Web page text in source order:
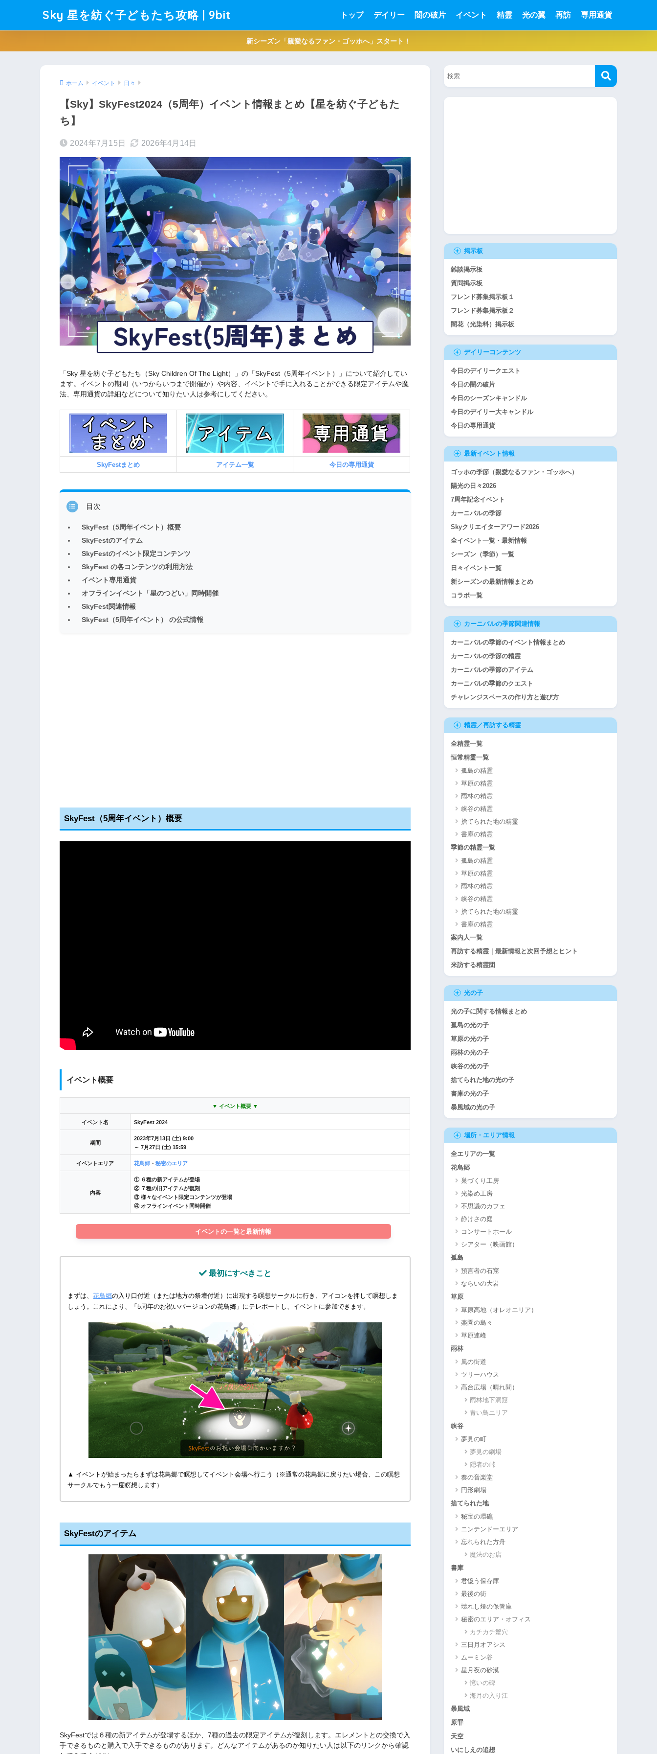
Sky 星を紡ぐ子どもたち攻略 | 9bit トップ デイリー 闇の破片 イベント 精霊 光の翼 再訪 専用通貨
新シーズン「親愛なるファン・ゴッホへ」スタート！
ホーム イベント 日々
【Sky】SkyFest2024（5周年）イベント情報まとめ【星を紡ぐ子どもた
ち】
2024年7月15日 2026年4月14日
「Sky 星を紡ぐ子どもたち（Sky Children Of The Light）」の「SkyFest（5周年イベント）」について紹介してい
ます。イベントの期間（いつからいつまで開催か）や内容、イベントで手に入れることができる限定アイテムや魔
法、専用通貨の詳細などについて知りたい人は参考にしてください。
SkyFestまとめ アイテム一覧 今日の専用通貨
目次
SkyFest（5周年イベント）概要
SkyFestのアイテム
SkyFestのイベント限定コンテンツ
SkyFest の各コンテンツの利用方法
イベント専用通貨
オフラインイベント「星のつどい」同時開催
SkyFest関連情報
SkyFest（5周年イベント） の公式情報
SkyFest（5周年イベント）概要
イベント概要
▼ イベント概要 ▼
イベント名 SkyFest 2024
期間
2023年7月13日 (土) 9:00
～ 7月27日 (土) 15:59
イベントエリア 花鳥郷 ・ 秘密のエリア
内容
① ６種の新アイテムが登場
② ７種の旧アイテムが復刻
③ 様々なイベント限定コンテンツが登場
④ オフラインイベント同時開催
イベントの一覧と最新情報
最初にすべきこと
まずは、花鳥郷の入り口付近（または地方の祭壇付近）に出現する瞑想サークルに行き、アイコンを押して瞑想しま
しょう。これにより、「5周年のお祝いバージョンの花鳥郷」にテレポートし、イベントに参加できます。
▲ イベントが始まったらまずは花鳥郷で瞑想してイベント会場へ行こう（※通常の花鳥郷に戻りたい場合、この瞑想
サークルでもう一度瞑想します）
SkyFestのアイテム
SkyFestでは６種の新アイテムが登場するほか、7種の過去の限定アイテムが復刻します。エレメントとの交換で入
手できるものと購入で入手できるものがあります。どんなアイテムがあるのか知りたい人は以下のリンクから確認
掲示板
雑談掲示板
質問掲示板
フレンド募集掲示板１
フレンド募集掲示板２
闇花（光染料）掲示板
デイリーコンテンツ
今日のデイリークエスト
今日の闇の破片
今日のシーズンキャンドル
今日のデイリー大キャンドル
今日の専用通貨
最新イベント情報
ゴッホの季節（親愛なるファン・ゴッホへ）
陽光の日々2026
7周年記念イベント
カーニバルの季節
Skyクリエイターアワード2026
全イベント一覧・最新情報
シーズン（季節）一覧
日々イベント一覧
新シーズンの最新情報まとめ
コラボ一覧
カーニバルの季節関連情報
カーニバルの季節のイベント情報まとめ
カーニバルの季節の精霊
カーニバルの季節のアイテム
カーニバルの季節のクエスト
チャレンジスペースの作り方と遊び方
精霊／再訪する精霊
全精霊一覧
恒常精霊一覧
孤島の精霊
草原の精霊
雨林の精霊
峡谷の精霊
捨てられた地の精霊
書庫の精霊
季節の精霊一覧
孤島の精霊
草原の精霊
雨林の精霊
峡谷の精霊
捨てられた地の精霊
書庫の精霊
案内人一覧
再訪する精霊｜最新情報と次回予想とヒント
来訪する精霊団
光の子
光の子に関する情報まとめ
孤島の光の子
草原の光の子
雨林の光の子
峡谷の光の子
捨てられた地の光の子
書庫の光の子
暴風域の光の子
場所・エリア情報
全エリアの一覧
花鳥郷
巣づくり工房
光染め工房
不思議のカフェ
静けさの庭
コンサートホール
シアター（映画館）
孤島
預言者の石窟
ならいの大岩
草原
草原高地（オレオエリア）
楽園の島々
草原連峰
雨林
風の街道
ツリーハウス
高台広場（晴れ間）
雨林地下洞窟
青い鳥エリア
峡谷
夢見の町
夢見の劇場
隠者の峠
奏の音楽堂
円形劇場
捨てられた地
秘宝の環礁
ニンテンドーエリア
忘れられた方舟
魔法のお店
書庫
君憶う保存庫
最後の街
壊れし燈の保管庫
秘密のエリア・オフィス
カチカチ蟹穴
三日月オアシス
ムーミン谷
星月夜の砂漠
憶いの碑
海月の入り江
暴風域
原罪
天空
いにしえの追想